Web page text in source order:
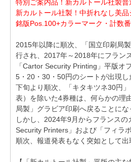
特別ご案内品！新カルトール社製普
新カルトール社製！中折れなし美品
銘版Pos.100+カラーマーク・計数
2015年以降に順次、「国立印刷局
行され、2017年～2018年にフラン
「Cartor Security Printing」平版オ
5・20・30・50円のシートが出現
下旬より順次、「キタキツネ30円
表）を除いた4券種は、何らかの理
局製」グラビア印刷へ戻ることにな
しかし、2024年9月からフランス
Security Printers」および「フィラ
順次、報道発表もなく突如として出